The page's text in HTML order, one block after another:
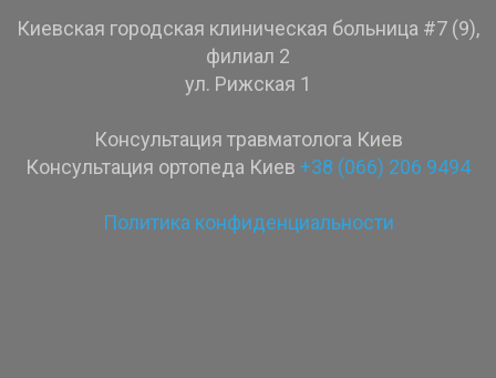
Киевская городская клиническая больница #7 (9),
филиал 2
ул. Рижская 1
Консультация травматолога Киев
Консультация ортопеда Киев +38 (066) 206 9494
Политика конфиденциальности